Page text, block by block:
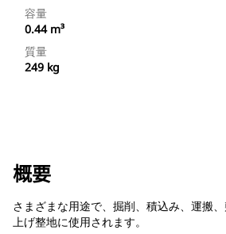
容量
0.44 m³
質量
249 kg
概要
さまざまな用途で、掘削、積込み、運搬
上げ整地に使用されます。